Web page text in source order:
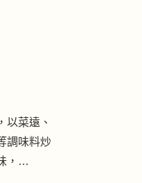
以菜遠、
調味料炒
，…